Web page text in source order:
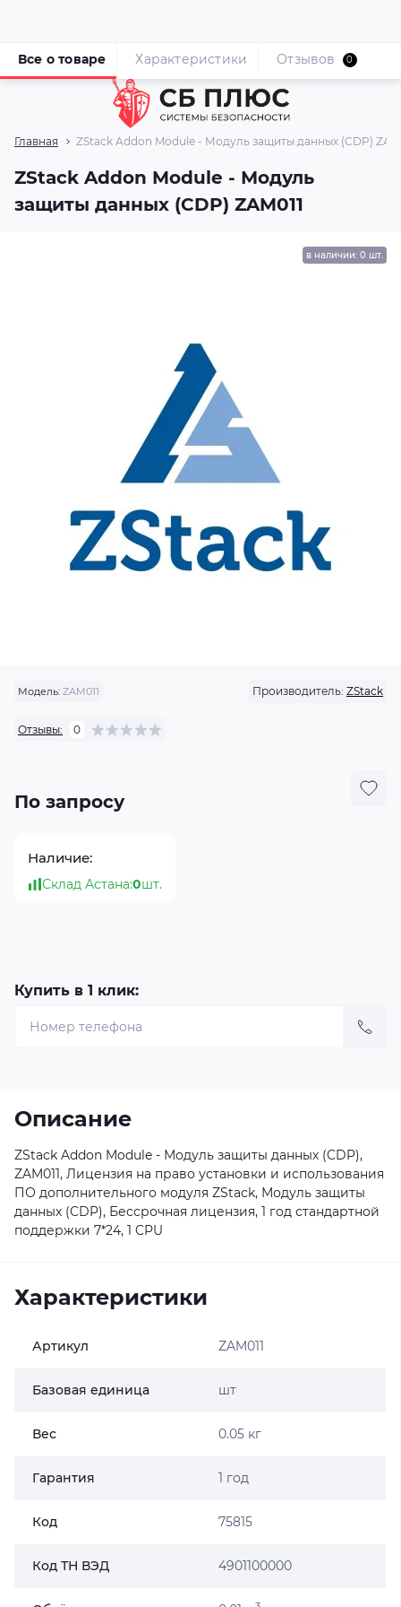
Главная ZStack Addon Module - Модуль защиты данных (CDP)
ZStack Addon Module - Модуль
защиты данных (CDP) ZAM011
Все о товаре Характеристики Отзывов 0
в наличии: 0 шт.
Модель: ZAM011 Производитель: ZStack
Отзывы: 0
По запросу
Наличие:
Склад Астана:0шт.
Купить в 1 клик:
Описание
ZStack Addon Module - Модуль защиты данных (CDP),
ZAM011, Лицензия на право установки и использования
ПО дополнительного модуля ZStack, Модуль защиты
данных (CDP), Бессрочная лицензия, 1 год стандартной
поддержки 7*24, 1 CPU
Характеристики
Артикул ZAM011
Базовая единица шт
Вес 0.05 кг
Гарантия 1 год
Код 75815
Код ТН ВЭД 4901100000